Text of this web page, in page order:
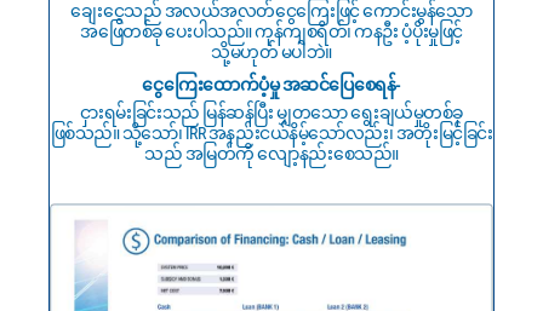
ချေးငွေသည် အလယ်အလတ်ငွေကြေးဖြင့် ကောင်းမွန်သော
အဖြေတစ်ခု ပေးပါသည်။ ကုန်ကျစရိတ်၊ ကနဦး ပံ့ပိုးမှုဖြင့်
သို့မဟုတ် မပါဘဲ။
ငွေကြေးထောက်ပံ့မှု အဆင်ပြေစေရန်-
ငှားရမ်းခြင်းသည် မြန်ဆန်ပြီး မျှတသော ရွေးချယ်မှုတစ်ခု
ဖြစ်သည်။ သို့သော်၊ IRR အနည်းငယ်နိမ့်သော်လည်း၊ အတိုးမြင့်ခြင်း
သည် အမြတ်ကို လျော့နည်းစေသည်။